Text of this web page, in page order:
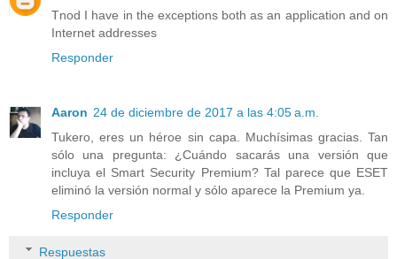
Tnod I have in the exceptions both as an application and on
Internet addresses
Responder
Aaron 24 de diciembre de 2017 a las 4:05 a.m.
Tukero, eres un héroe sin capa. Muchísimas gracias. Tan
sólo una pregunta: ¿Cuándo sacarás una versión que
incluya el Smart Security Premium? Tal parece que ESET
eliminó la versión normal y sólo aparece la Premium ya.
Responder
Respuestas